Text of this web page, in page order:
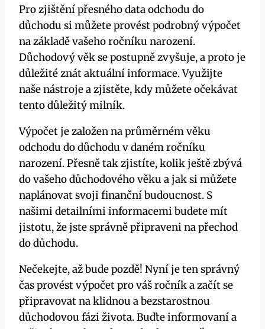
Pro zjištění přesného data odchodu do
důchodu si můžete provést podrobný výpočet
na základě vašeho ročníku narození.
Důchodový věk se postupně zvyšuje, a proto je
důležité znát aktuální informace. Využijte
naše nástroje a zjistěte, kdy můžete očekávat
tento důležitý milník.
Výpočet je založen na průměrném věku
odchodu do důchodu v daném ročníku
narození. Přesně tak zjistíte, kolik ještě zbývá
do vašeho důchodového věku a jak si můžete
naplánovat svoji finanční budoucnost. S
našimi detailními informacemi budete mít
jistotu, že jste správně připraveni na přechod
do důchodu.
Nečekejte, až bude pozdě! Nyní je ten správný
čas provést výpočet pro váš ročník a začít se
připravovat na klidnou a bezstarostnou
důchodovou fázi života. Buďte informovaní a